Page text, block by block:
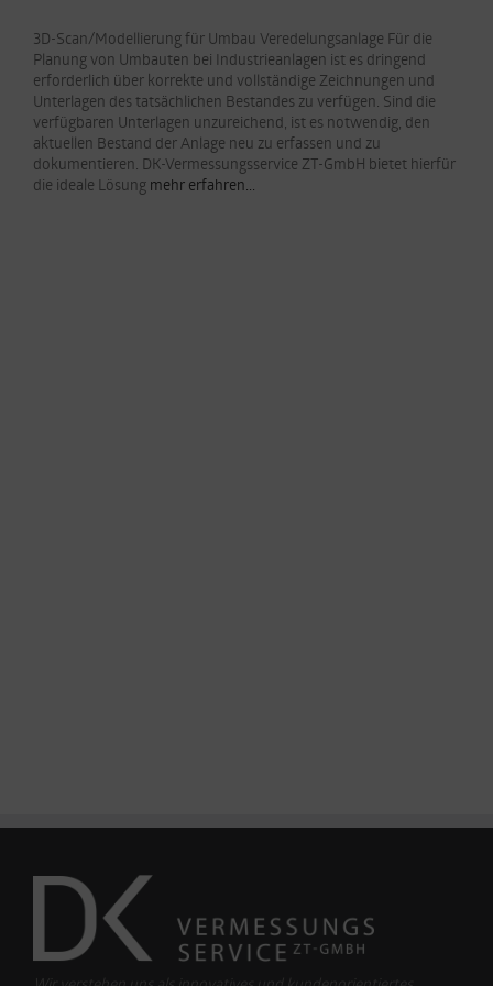
3D-Scan/Modellierung für Umbau Veredelungsanlage Für die
Planung von Umbauten bei Industrieanlagen ist es dringend
erforderlich über korrekte und vollständige Zeichnungen und
Unterlagen des tatsächlichen Bestandes zu verfügen. Sind die
verfügbaren Unterlagen unzureichend, ist es notwendig, den
aktuellen Bestand der Anlage neu zu erfassen und zu
dokumentieren. DK-Vermessungsservice ZT-GmbH bietet hierfür
die ideale Lösung mehr erfahren...